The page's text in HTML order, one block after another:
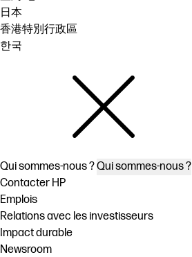
日本
香港特別行政區
한국
Qui sommes-nous ?Qui sommes-nous ?
Contacter HP
Emplois
Relations avec les investisseurs
Impact durable
Newsroom